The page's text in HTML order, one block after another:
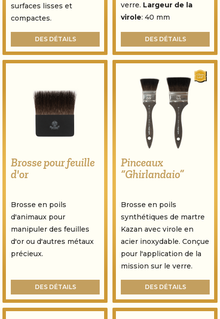
surfaces lisses et
compactes.
DES DÉTAILS
verre. Largeur de la
virole: 40 mm
DES DÉTAILS
Brosse pour feuille
d'or
Brosse en poils
d'animaux pour
manipuler des feuilles
d'or ou d'autres métaux
précieux.
DES DÉTAILS
Pinceaux
“Ghirlandaio”
Brosse en poils
synthétiques de martre
Kazan avec virole en
acier inoxydable. Conçue
pour l'application de la
mission sur le verre.
DES DÉTAILS